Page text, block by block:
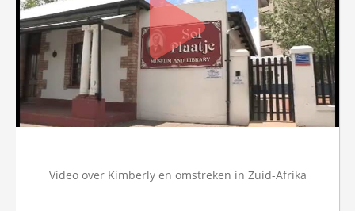
Video over Kimberly en omstreken in Zuid-Afrika